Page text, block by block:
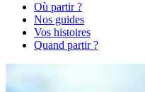
Où partir ?
Nos guides
Vos histoires
Quand partir ?